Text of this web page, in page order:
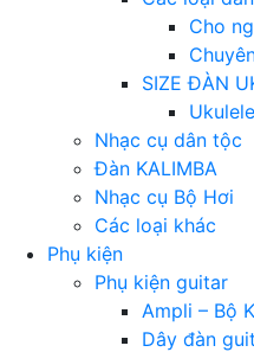
Cho
SIZE ĐÀN
Nhạc cụ dân tộc
Đàn KALIMBA
Nhạc cụ Bộ Hơi
Các loại khác
Phụ kiện
Phụ kiện guitar
Ampli – Bộ
Dây đàn